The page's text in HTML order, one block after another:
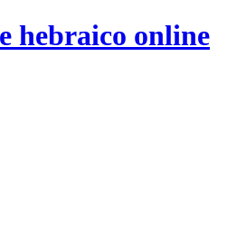
hebraico online